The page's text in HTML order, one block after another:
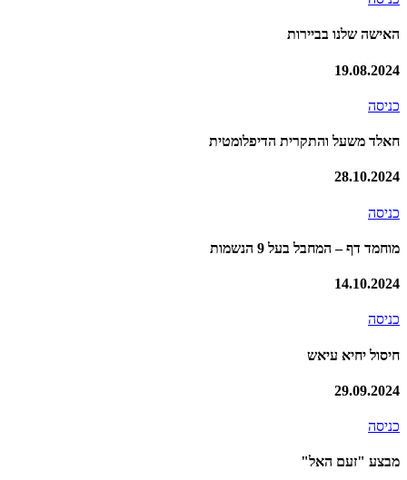
האישה שלנו בביירות
19.08.2024
כניסה
חאלד משעל והתקרית הדיפלומטית
28.10.2024
כניסה
מוחמד דף – המחבל בעל 9 הנשמות
14.10.2024
כניסה
חיסול יחיא עיאש
29.09.2024
כניסה
מבצע "זעם האל"